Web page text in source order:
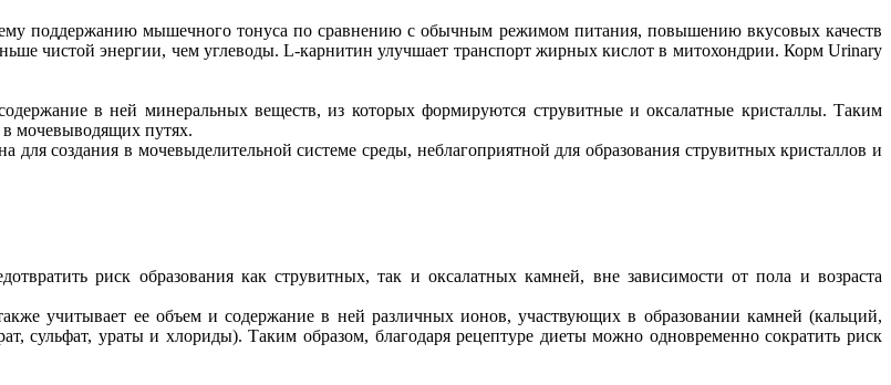
поддержанию мышечного тонуса по сравнению с обычным режимом питания, повышению вкусовых качеств
чистой энергии, чем углеводы. L-карнитин улучшает транспорт жирных кислот в митохондрии. Корм Urinary
в ней минеральных веществ, из которых формируются струвитные и оксалатные кристаллы. Таким
в мочевыводящих путях.
для создания в мочевыделительной системе среды, неблагоприятной для образования струвитных кристаллов и
риск образования как струвитных, так и оксалатных камней, вне зависимости от пола и возраста
учитывает ее объем и содержание в ней различных ионов, участвующих в образовании камней (кальций,
сульфат, ураты и хлориды). Таким образом, благодаря рецептуре диеты можно одновременно сократить риск